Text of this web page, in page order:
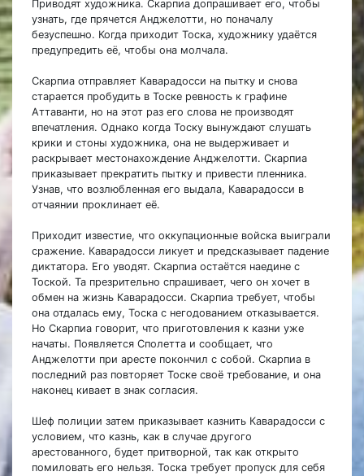
Приводят художника. Скарпиа допрашивает его, чтобы
узнать, где прячется Анджелотти, но поначалу
безуспешно. Когда приходит Тоска, художнику удаётся
предупредить её, чтобы она молчала.
Скарпиа отправляет Каварадосси на пытку и снова
старается пробудить в Тоске ревность к графине
Аттаванти, но на этот раз его слова не производят
впечатления. Однако когда Тоску вынуждают слушать
крики и стоны художника, она не выдерживает и
раскрывает местонахождение Анджелотти. Скарпиа
приказывает прекратить пытку и привести пленника.
Узнав, что возлюбленная его выдала, Каварадосси в
отчаянии проклинает её.
Приходит известие, что оккупационные войска выиграли
сражение. Каварадосси ликует и предсказывает падение
диктатора. Его уводят. Скарпиа остаётся наедине с
Тоской. Та презрительно спрашивает, чего он хочет в
обмен на жизнь Каварадосси. Скарпиа требует, чтобы
она отдалась ему, Тоска с негодованием отказывается.
Но Скарпиа говорит, что приготовления к казни уже
начаты. Появляется Сполетта и сообщает, что
Анджелотти при аресте покончил с собой. Скарпиа в
последний раз повторяет Тоске своё требование, и она
наконец кивает в знак согласия.
Шеф полиции затем приказывает казнить Каварадосси с
условием, что казнь, как в случае другого
арестованного, будет притворной, так как открыто
помиловать его нельзя. Тоска требует пропуск для себя